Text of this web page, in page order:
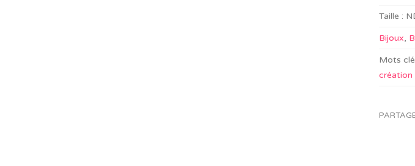
Taille :
Bijoux,
Mots
création